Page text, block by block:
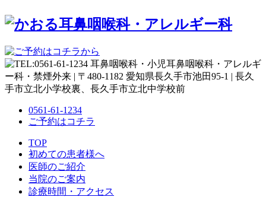
0561-61-1234
ご予約はコチラ
TOP
初めての患者様へ
医師のご紹介
当院のご案内
診療時間・アクセス